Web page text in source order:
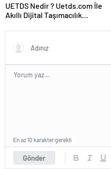
UETDS Nedir ? Uetds.com İle
Akıllı Dijital Taşımacılık
Gönder
En az 10 karakter gerekli